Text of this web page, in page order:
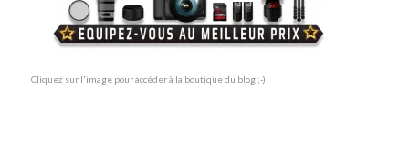
Cliquez sur l'image pour accéder à la boutique du blog ;-)